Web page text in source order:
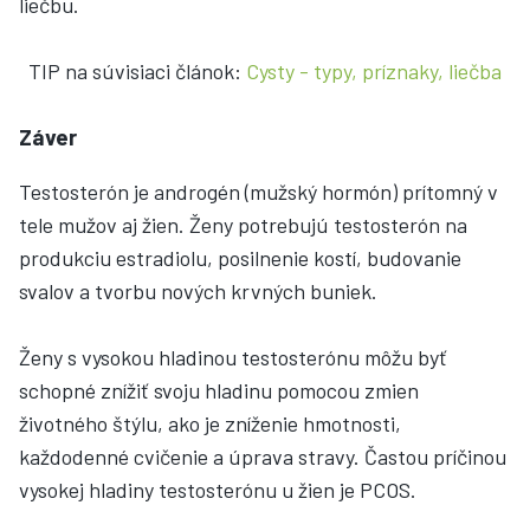
TIP na súvisiaci článok: Cysty - typy, príznaky, liečba
Záver
Testosterón je androgén (mužský hormón) prítomný v
tele mužov aj žien. Ženy potrebujú testosterón na
produkciu estradiolu, posilnenie kostí, budovanie
svalov a tvorbu nových krvných buniek.
Ženy s vysokou hladinou testosterónu môžu byť
schopné znížiť svoju hladinu pomocou zmien
životného štýlu, ako je zníženie hmotnosti,
každodenné cvičenie a úprava stravy. Častou príčinou
vysokej hladiny testosterónu u žien je PCOS.